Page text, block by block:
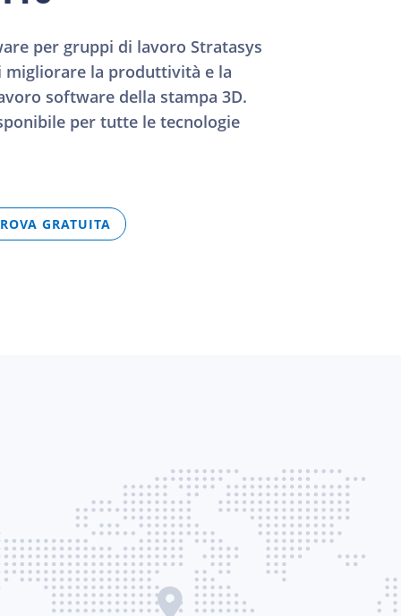
per gruppi di lavoro Stratasys
migliorare la produttività e la
software della stampa 3D.
per tutte le tecnologie
GRATUITA